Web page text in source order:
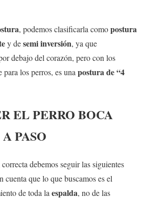
, podemos clasificarla comopostura
y desemi inversión, ya que
debajo del corazón, pero con los
los perros, es una postura de “4
EL PERRO BOCA
PASO
debemos seguir las siguientes
cuenta que lo que buscamos es el
de toda la espalda, no de las